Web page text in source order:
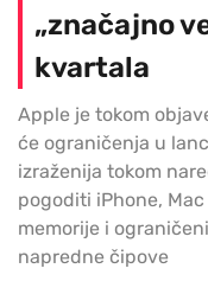
„značajno
kvartala
Apple je tokom
će ograničenja u
izraženija tokom
pogoditi iPhone,
memorije i
napredne čipove